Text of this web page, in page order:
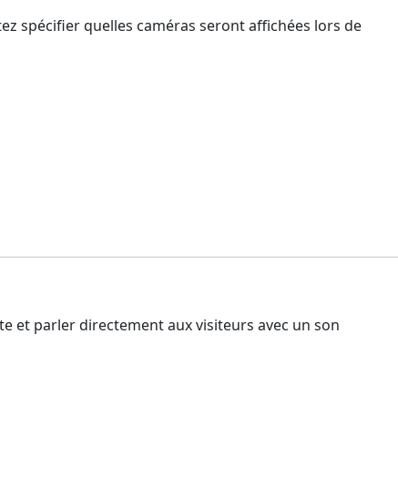
spécifier quelles caméras seront affichées lors de
et parler directement aux visiteurs avec un son